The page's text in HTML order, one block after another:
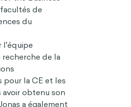
de
du
l'équipe
de la
la CE et les
avoir obtenu son
a également